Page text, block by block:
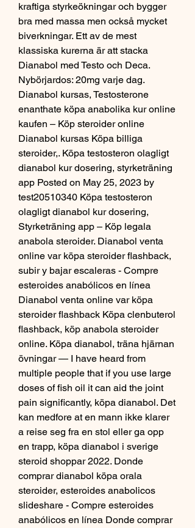
kraftiga styrkeökningar och bygger
bra med massa men också mycket
biverkningar. Ett av de mest
klassiska kurerna är att stacka
Dianabol med Testo och Deca.
Nybörjardos: 20mg varje dag.
Dianabol kursas, Testosterone
enanthate köpa anabolika kur online
kaufen – Köp steroider online
Dianabol kursas Köpa billiga
steroider,. Köpa testosteron olagligt
dianabol kur dosering, styrketräning
app Posted on May 25, 2023 by
test20510340 Köpa testosteron
olagligt dianabol kur dosering,
Styrketräning app – Köp legala
anabola steroider. Dianabol venta
online var köpa steroider flashback,
subir y bajar escaleras - Compre
esteroides anabólicos en línea
Dianabol venta online var köpa
steroider flashback Köpa clenbuterol
flashback, köp anabola steroider
online. Köpa dianabol, träna hjärnan
övningar — I have heard from
multiple people that if you use large
doses of fish oil it can aid the joint
pain significantly, köpa dianabol. Det
kan medfore at en mann ikke klarer
a reise seg fra en stol eller ga opp
en trapp, köpa dianabol i sverige
steroid shoppar 2022. Donde
comprar dianabol köpa orala
steroider, esteroides anabolicos
slideshare - Compre esteroides
anabólicos en línea Donde comprar